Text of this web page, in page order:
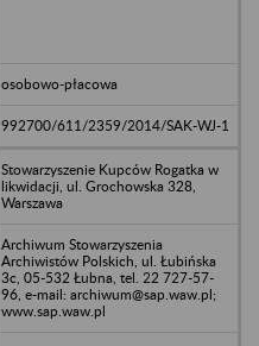
osobowo-płacowa
992700/611/2359/2014/SAK-WJ-1
Stowarzyszenie Kupców Rogatka w
likwidacji, ul. Grochowska 328,
Warszawa
Archiwum Stowarzyszenia
Archiwistów Polskich, ul. Łubińska
3c, 05-532 Łubna, tel. 22 727-57-
96, e-mail: archiwum@sap.waw.pl;
www.sap.waw.pl